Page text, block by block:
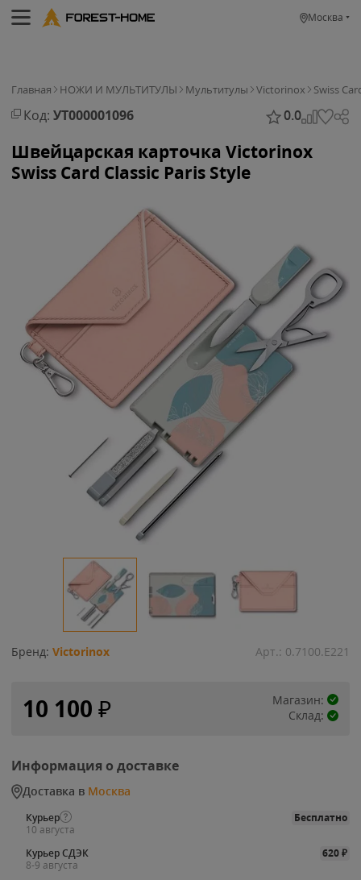
Москва
Главная НОЖИ И МУЛЬТИТУЛЫ Мультитулы Victorinox Swiss
Код: УТ000001096 0.0
Швейцарская карточка Victorinox
Swiss Card Classic Paris Style
Бренд: Victorinox Арт.: 0.7100.E221
10 100 ₽
Магазин:
Склад:
Информация о доставке
Доставка в Москва
Курьер
Бесплатно
10 августа
Курьер СДЭК
620₽
8-9 августа